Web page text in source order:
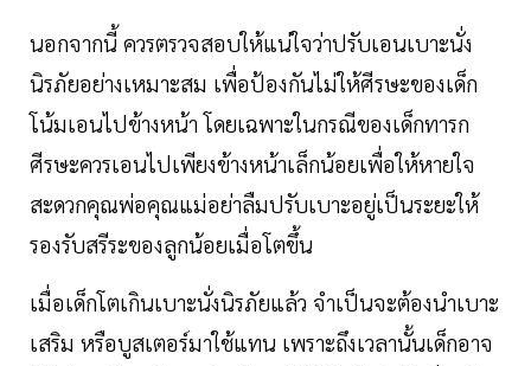
นอกจากนี้ ควรตรวจสอบให้แน่ใจว่าปรับเอนเบาะนั่ง
นิรภัยอย่างเหมาะสม เพื่อป้องกันไม่ให้ศีรษะของเด็ก
โน้มเอนไปข้างหน้า โดยเฉพาะในกรณีของเด็กทารก
ศีรษะควรเอนไปเพียงข้างหน้าเล็กน้อยเพื่อให้หายใจ
สะดวกคุณพ่อคุณแม่อย่าลืมปรับเบาะอยู่เป็นระยะให้
รองรับสรีระของลูกน้อยเมื่อโตขึ้น
เมื่อเด็กโตเกินเบาะนั่งนิรภัยแล้ว จำเป็นจะต้องนำเบาะ
เสริม หรือบูสเตอร์มาใช้แทน เพราะถึงเวลานั้นเด็กอาจ